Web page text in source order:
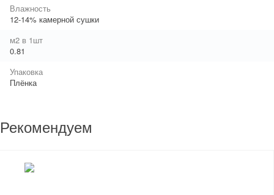
Влажность
12-14% камерной сушки
м2 в 1шт
0.81
Упаковка
Плёнка
Рекомендуем